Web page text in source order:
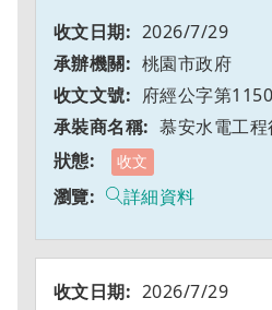
2026/7/29
桃園市政府
府經公字第
慕安水電工程
收文
詳細資料
2026/7/29